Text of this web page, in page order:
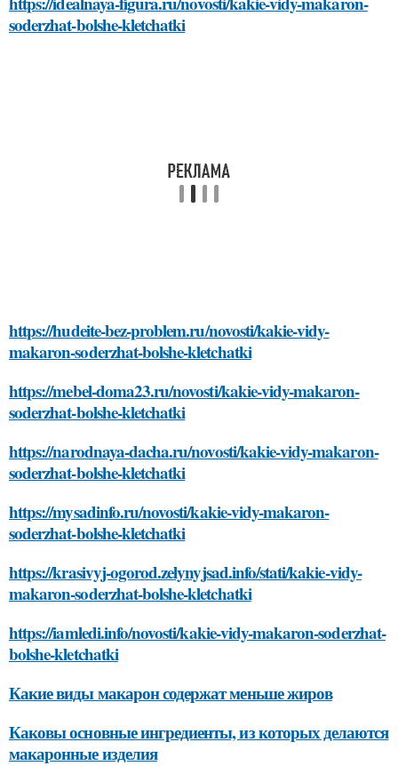
soderzhat-bolshe-kletchatki
https://hudeite-bez-problem.ru/novosti/kakie-vidy-
makaron-soderzhat-bolshe-kletchatki
https://mebel-doma23.ru/novosti/kakie-vidy-makaron-
soderzhat-bolshe-kletchatki
https://narodnaya-dacha.ru/novosti/kakie-vidy-makaron-
soderzhat-bolshe-kletchatki
https://mysadinfo.ru/novosti/kakie-vidy-makaron-
soderzhat-bolshe-kletchatki
https://krasivyj-ogorod.zelynyjsad.info/stati/kakie-vidy-
makaron-soderzhat-bolshe-kletchatki
https://iamledi.info/novosti/kakie-vidy-makaron-soderzhat-
bolshe-kletchatki
Какие виды макарон содержат меньше жиров
Каковы основные ингредиенты, из которых делаются
макаронные изделия